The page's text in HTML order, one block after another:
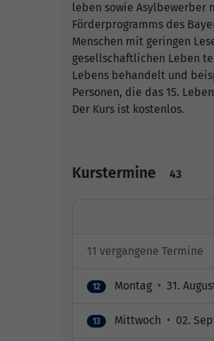
leben sowie Asylbewerber
Förderprogramms des
Menschen mit geringen
gesellschaftlichen Leben
Lebens behandelt und
Personen, die das 15.
Der Kurs ist kostenlos.
Kurstermine 43
11 vergangene Termine
12 Montag • 31.
13 Mittwoch • 02.